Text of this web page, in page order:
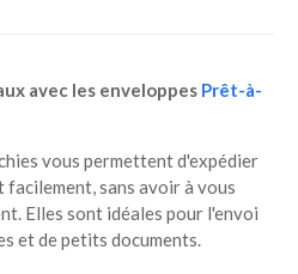
avec les enveloppes Prêt-à-
vous permettent d'expédier
sans avoir à vous
Elles sont idéales pour l'envoi
et de petits documents.